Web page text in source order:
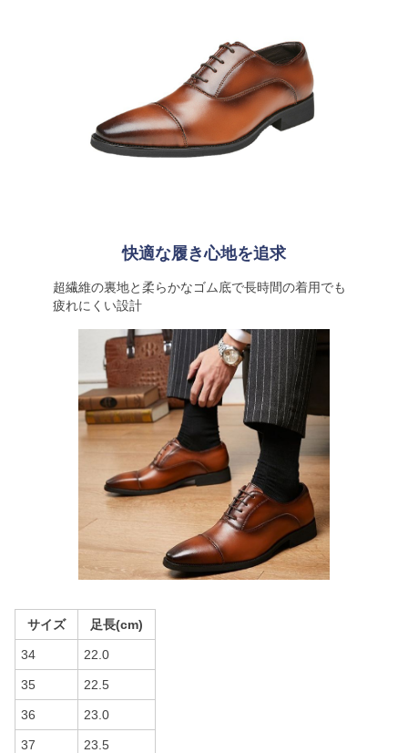
快適な履き心地を追求
超繊維の裏地と柔らかなゴム底で長時間の着用でも
疲れにくい設計
サイズ 足長(cm)
34 22.0
35 22.5
36 23.0
37 23.5